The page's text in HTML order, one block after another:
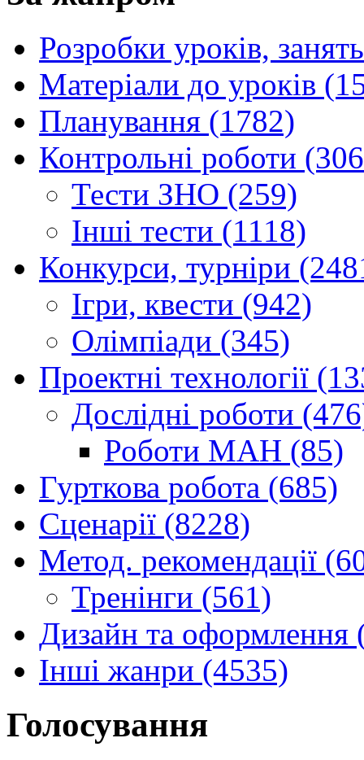
Розробки уроків,
Матеріали до уроків
Планування (1782)
Контрольні роботи
Тести ЗНО (259)
Інші тести (1118)
Конкурси, турніри
Ігри, квести (942)
Олімпіади (345)
Проектні технології
Дослідні роботи
Роботи МАН (85)
Гурткова робота (685)
Сценарії (8228)
Метод. рекомендації
Тренінги (561)
Дизайн та оформлення
Інші жанри (4535)
Голосування